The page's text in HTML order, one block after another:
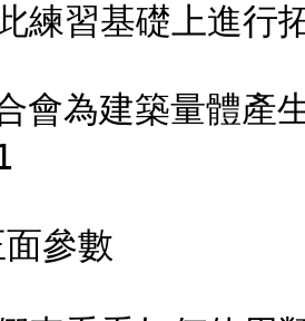
練習基礎上進行
為建築量體產
參數